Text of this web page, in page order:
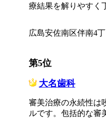
療結果を解りやすく
広島安佐南区伴南4
第5位
大名歯科
審美治療の永続性は
ルです。包括的な審